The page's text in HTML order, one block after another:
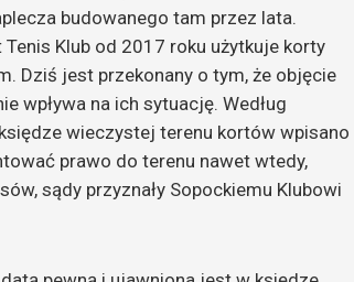
budowanego tam przez lata.
Klub od 2017 roku użytkuje korty
Dziś jest przekonany o tym, że objęcie
wpływa na ich sytuację. Według
wieczystej terenu kortów wpisano
prawo do terenu nawet wtedy,
sądy przyznały Sopockiemu Klubowi